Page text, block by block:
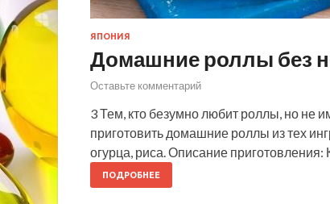
ЯПОНИЯ
Домашние роллы без
Оставьте комментарий
3 Тем, кто безумно любит роллы, но не
приготовить домашние роллы из тех
огурца, риса. Описание
ПОДРОБНЕЕ